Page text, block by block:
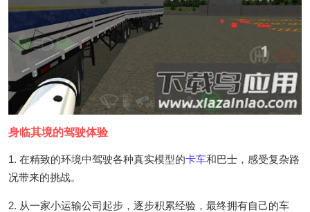
身临其境的驾驶体验
1. 在精致的环境中驾驶各种真实模型的卡车和巴士，感受复杂路
况带来的挑战。
2. 从一家小运输公司起步，逐步积累经验，最终拥有自己的车